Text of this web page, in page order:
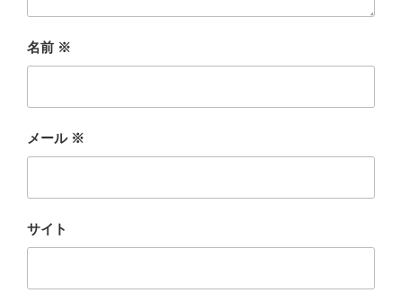
名前 ※
メール ※
サイト